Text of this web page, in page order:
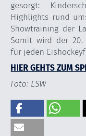
gesorgt:
Highlights rund
Showtraining der
Somit wird der 20.
für jeden
HIER GEHTS ZUM
Foto: ESW